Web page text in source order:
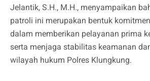
Jelantik, S.H., M.H., menyampaikan
patroli ini merupakan bentuk
dalam memberikan pelayanan prima
serta menjaga stabilitas keamanan
wilayah hukum Polres Klungkung.